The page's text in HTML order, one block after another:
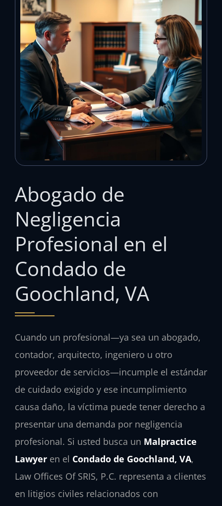
Abogado de
Negligencia
Profesional en el
Condado de
Goochland, VA
Cuando un profesional—ya sea un abogado,
contador, arquitecto, ingeniero u otro
proveedor de servicios—incumple el estándar
de cuidado exigido y ese incumplimiento
causa daño, la víctima puede tener derecho a
presentar una demanda por negligencia
profesional. Si usted busca un Malpractice
Lawyer en el Condado de Goochland, VA,
Law Offices Of SRIS, P.C. representa a clientes
en litigios civiles relacionados con